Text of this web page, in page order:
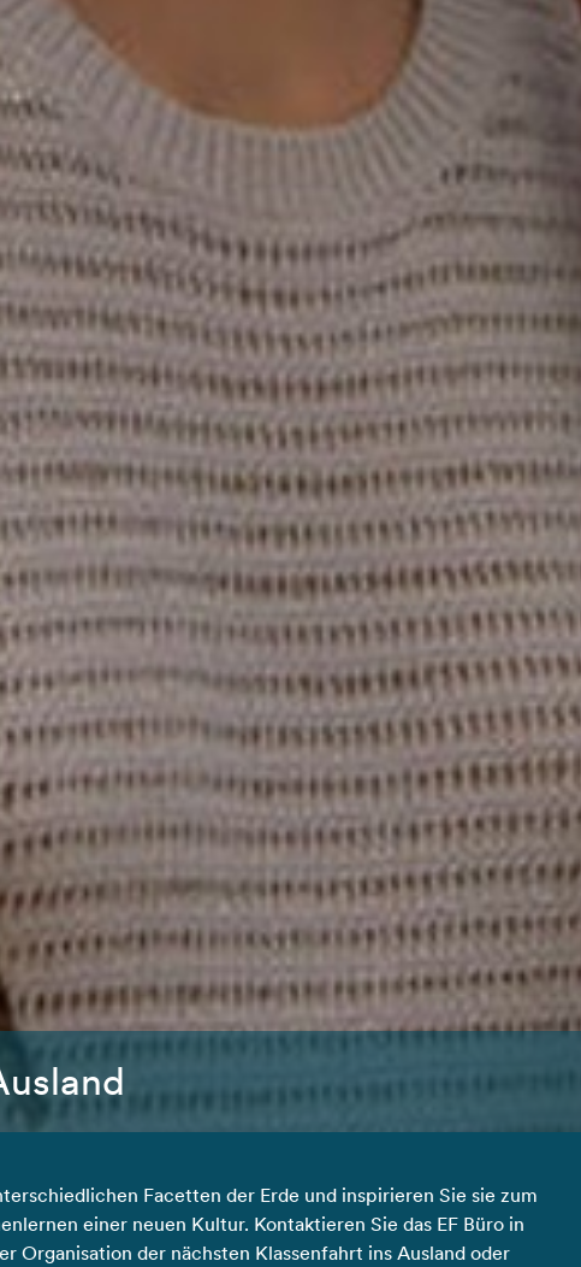
Facetten der Erde und inspirieren Sie sie zum
einer neuen Kultur. Kontaktieren Sie das EF Büro in
Organisation der nächsten Klassenfahrt ins Ausland oder